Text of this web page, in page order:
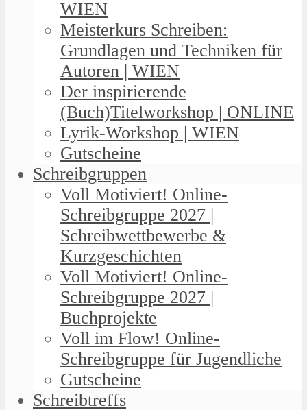
WIEN
Meisterkurs Schreiben:
Grundlagen und Techniken für
Autoren | WIEN
Der inspirierende
(Buch)Titelworkshop | ONLINE
Lyrik-Workshop | WIEN
Gutscheine
Schreibgruppen
Voll Motiviert! Online-
Schreibgruppe 2027 |
Schreibwettbewerbe &
Kurzgeschichten
Voll Motiviert! Online-
Schreibgruppe 2027 |
Buchprojekte
Voll im Flow! Online-
Schreibgruppe für Jugendliche
Gutscheine
Schreibtreffs